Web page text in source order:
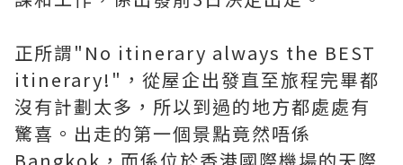
正所謂"No itinerary always the BEST
itinerary!"，從屋企出發直至旅程完畢都
沒有計劃太多，所以到過的地方都處處有
驚喜。出走的第一個景點竟然唔係